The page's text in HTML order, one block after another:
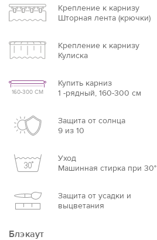
Крепление к карнизу
Шторная лента (крючки)
Крепление к карнизу
Кулиска
160-300 СМ
Купить карниз
1 -рядный, 160-300 см
Защита от солнца
9 из 10
Уход
Машинная стирка при 30°
Защита от усадки и
выцветания
Блэкаут